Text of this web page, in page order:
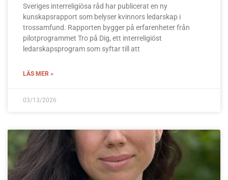
Sveriges interreligiösa råd har publicerat en ny
kunskapsrapport som belyser kvinnors ledarskap i
trossamfund. Rapporten bygger på erfarenheter från
pilotprogrammet Tro på Dig, ett interreligiöst
ledarskapsprogram som syftar till att
LÄS MER »
03/13/2026